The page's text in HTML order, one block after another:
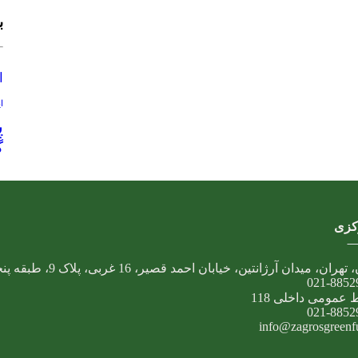
تهران، میدان آرژانتین، خیابان احمد قصیر، 16 غربی، پلاک 9، طبقه پنجم
021-
عمومی داخلی 118
021-